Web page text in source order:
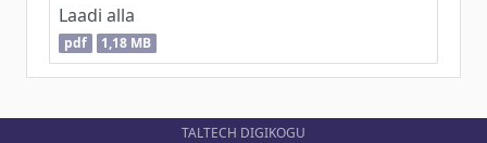
Laadi alla
pdf 1,18 MB
TALTECH DIGIKOGU